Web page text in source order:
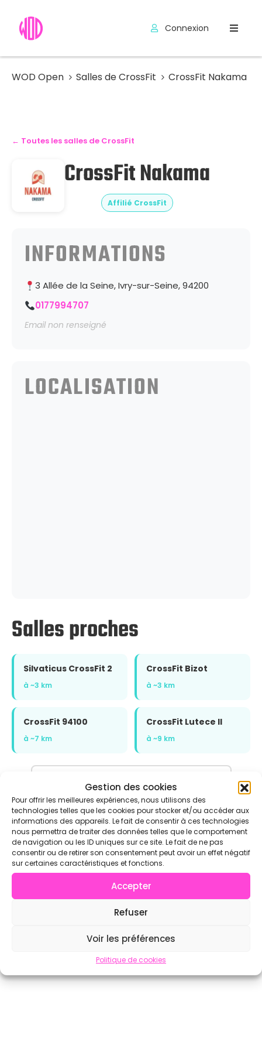
Gestion des cookies
Pour offrir les meilleures expériences, nous utilisons des
technologies telles que les cookies pour stocker et/ou accéder aux
informations des appareils. Le fait de consentir à ces technologies
nous permettra de traiter des données telles que le comportement
de navigation ou les ID uniques sur ce site. Le fait de ne pas
consentir ou de retirer son consentement peut avoir un effet négatif
sur certaines caractéristiques et fonctions.
Accepter
Refuser
Voir les préférences
Politique de cookies
Hyrox
Connexion
WOD Open Salles de CrossFit CrossFit Nakama
← Toutes les salles de CrossFit
CrossFit Nakama
Affilié CrossFit
INFORMATIONS
3 Allée de la Seine, Ivry-sur-Seine, 94200
0177994707
Email non renseigné
LOCALISATION
Salles proches
Silvaticus CrossFit 2
à ~3 km
CrossFit Bizot
à ~3 km
CrossFit 94100
à ~7 km
CrossFit Lutece II
à ~9 km